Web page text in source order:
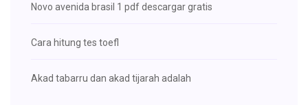
Novo avenida brasil 1 pdf descargar gratis
Cara hitung tes toefl
Akad tabarru dan akad tijarah adalah